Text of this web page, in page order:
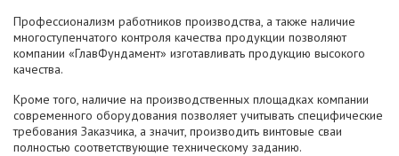
Профессионализм работников производства, а также наличие
многоступенчатого контроля качества продукции позволяют
компании «ГлавФундамент» изготавливать продукцию высокого
качества.
Кроме того, наличие на производственных площадках компании
современного оборудования позволяет учитывать специфические
требования Заказчика, а значит, производить винтовые сваи
полностью соответствующие техническому заданию.